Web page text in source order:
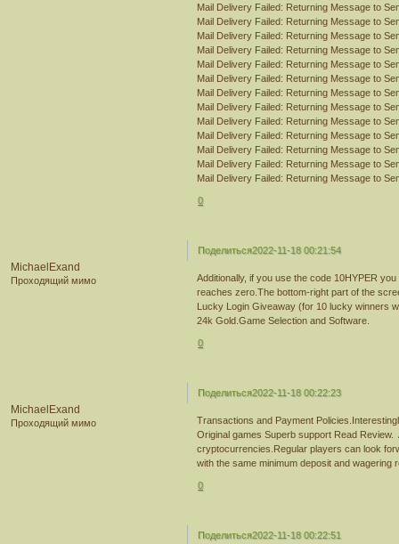
Mail Delivery Failed: Returning Message to
Mail Delivery Failed: Returning Message to
Mail Delivery Failed: Returning Message to
Mail Delivery Failed: Returning Message to
Mail Delivery Failed: Returning Message to
Mail Delivery Failed: Returning Message to
Mail Delivery Failed: Returning Message to
Mail Delivery Failed: Returning Message to
Mail Delivery Failed: Returning Message to
Mail Delivery Failed: Returning Message to
Mail Delivery Failed: Returning Message to
Mail Delivery Failed: Returning Message to
Mail Delivery Failed: Returning Message to
0
Поделиться2022-11-18 00:21:54
MichaelExand
Проходящий мимо
Additionally, if you use the code 10HYPER
reaches zero.The bottom-right part of the
Lucky Login Giveaway (for 10 lucky winners
24k Gold.Game Selection and Software.
0
Поделиться2022-11-18 00:22:23
MichaelExand
Проходящий мимо
Transactions and Payment
Original games Superb support Read
cryptocurrencies.Regular players can look
with the same minimum deposit and wagering
0
Поделиться2022-11-18 00:22:51